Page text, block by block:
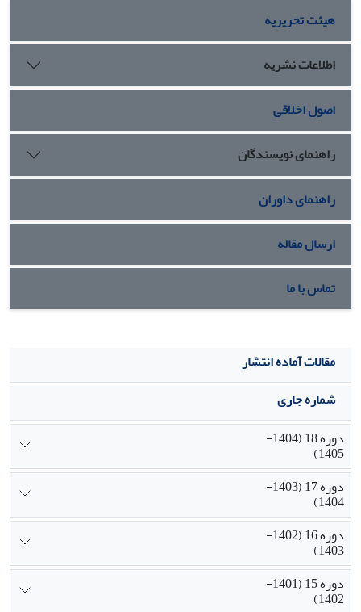
هیئت تحریریه
اطلاعات نشریه
اصول اخلاقی
راهنمای نویسندگان
راهنمای داوران
ارسال مقاله
تماس با ما
مقالات آماده انتشار
شماره جاری
دوره 18 (1404-
1405)
دوره 17 (1403-
1404)
دوره 16 (1402-
1403)
دوره 15 (1401-
1402)